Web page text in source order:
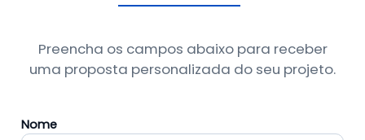
Preencha os campos abaixo para receber
uma proposta personalizada do seu projeto.
Nome